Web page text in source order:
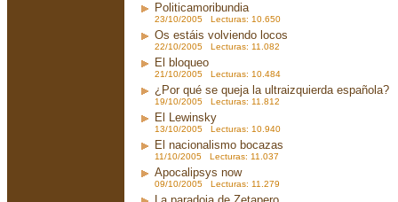
Politicamoribundia
23/10/2005 Lecturas: 10.650
Os estáis volviendo locos
22/10/2005 Lecturas: 11.082
El bloqueo
21/10/2005 Lecturas: 10.484
¿Por qué se queja la ultraizquierda española?
19/10/2005 Lecturas: 11.812
El Lewinsky
13/10/2005 Lecturas: 10.940
El nacionalismo bocazas
11/10/2005 Lecturas: 11.037
Apocalipsys now
09/10/2005 Lecturas: 11.279